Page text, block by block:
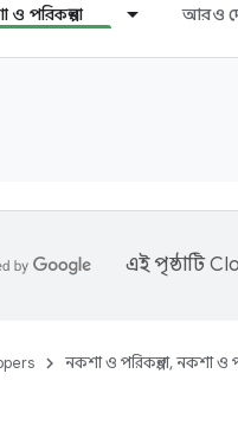
পরিকল্পনা আরও
এই পৃষ্ঠাটি
নকশা ও পরিকল্পনা, নকশা ও